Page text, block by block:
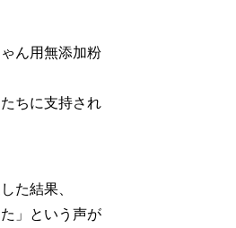
ん用無添加粉
ちに支持され
た結果、
」という声が